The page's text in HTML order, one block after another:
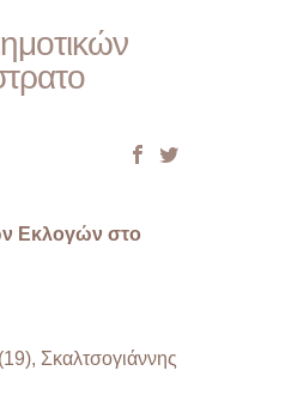
Εκλογών στο
Σκαλτσογιάννης